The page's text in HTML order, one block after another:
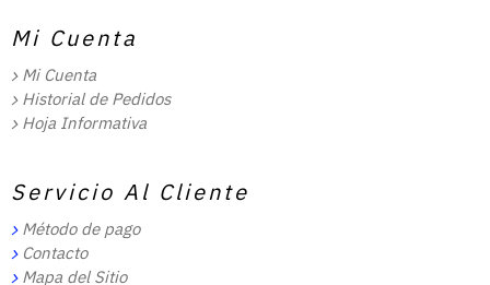
Mi Cuenta
Mi Cuenta
Historial de Pedidos
Hoja Informativa
Servicio Al Cliente
Método de pago
Contacto
Mapa del Sitio